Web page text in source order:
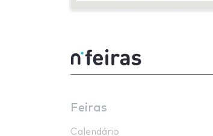
Feiras
Calendário